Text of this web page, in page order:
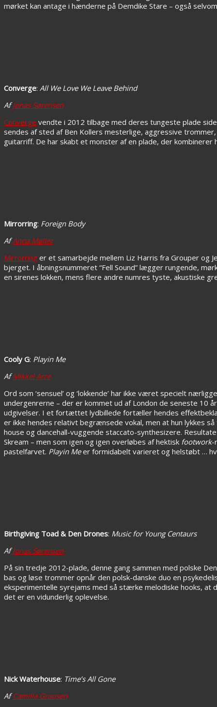
mørket kan antage i hænderne på Demdike Stare – også
Converge: All We Love We Leave Behind
AfJonas Sørensen
Converge vendte i 2012 tilbage med deres tungeste plade
sendes af sted af Ben Kollers mesterlige, aggressive
guitarriff. De har skabt et monster af en plade, der
Mirrorring: Foreign Body
AfAnna Møller
Mirrorring er et samarbejde mellem Liz Harris fra Grouper og
bjerget. I åbningsnummeret “Fell Sound” lægger rungende,
en sirenes lokken, mens flere andre numres tyste, akustiske
Cooly G: Playin Me
AfMikkel Arre
Ord som ‘sensuel’ og ‘lokkende’ har ikke været specielt
undergenrerne – der er kommet ud af London de seneste 10
udgivelser. I et fortættet lydbillede fortæller hendes
er ikke hendes relativt begrænsede vokal, men at hun lykkes
house og dancehall-vuggende staccato-synthesizere.
Skream – men som igen og igen overløbes af hektisk footwork-
pastelfarvet. Playin Meer formidabelt varieret og helstøbt …
Birthgiving Toad & Den Drones: Music for Young Centaurs
AfJonas Sørensen
På sin tredje 2012-plade, denne gang sammen med polske
bas og løse trommer opnår den polsk-danske duo en
eksperimentelle syrejams med så stærke melodiske hooks, at
det er en vidunderlig oplevelse.
Nick Waterhouse: Time’s All Gone
AfCamilla Grausen